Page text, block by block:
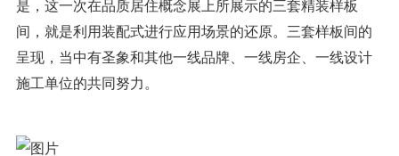
是，这一次在品质居住概念展上所展示的三套精装样板
间，就是利用装配式进行应用场景的还原。三套样板间的
呈现，当中有圣象和其他一线品牌、一线房企、一线设计
施工单位的共同努力。